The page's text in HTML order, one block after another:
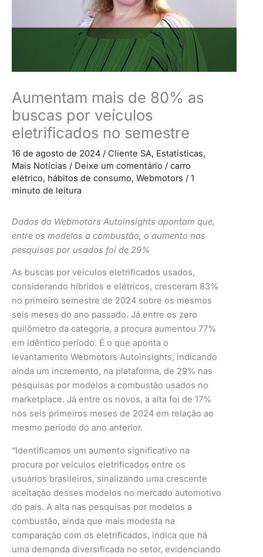
Aumentam mais de 80% as
buscas por veículos
eletrificados no semestre
16 de agosto de 2024 / Cliente SA, Estatísticas,
Mais Notícias / Deixe um comentário / carro
elétrico, hábitos de consumo, Webmotors / 1
minuto de leitura
Dados do Webmotors Autoinsights apontam que,
entre os modelos a combustão, o aumento nas
pesquisas por usados foi de 29%
As buscas por veículos eletrificados usados,
considerando híbridos e elétricos, cresceram 83%
no primeiro semestre de 2024 sobre os mesmos
seis meses do ano passado. Já entre os zero
quilômetro da categoria, a procura aumentou 77%
em idêntico período. É o que aponta o
levantamento Webmotors Autoinsights, indicando
ainda um incremento, na plataforma, de 29% nas
pesquisas por modelos a combustão usados no
marketplace. Já entre os novos, a alta foi de 17%
nos seis primeiros meses de 2024 em relação ao
mesmo período do ano anterior.
“Identificamos um aumento significativo na
procura por veículos eletrificados entre os
usuários brasileiros, sinalizando uma crescente
aceitação desses modelos no mercado automotivo
do país. A alta nas pesquisas por modelos a
combustão, ainda que mais modesta na
comparação com os eletrificados, indica que há
uma demanda diversificada no setor, evidenciando